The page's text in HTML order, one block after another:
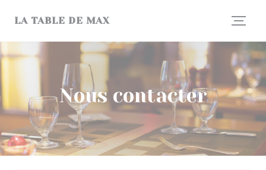
LA TABLE DE MAX
Nous contacter